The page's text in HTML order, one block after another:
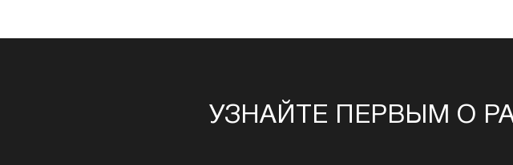
УЗНАЙТЕ ПЕРВЫМ О